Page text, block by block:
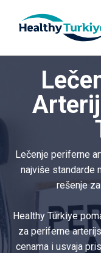
p
Lečenje periferne
najviše standarde
rešenje
Healthy Türkiye
za periferne
cenama i usvaja